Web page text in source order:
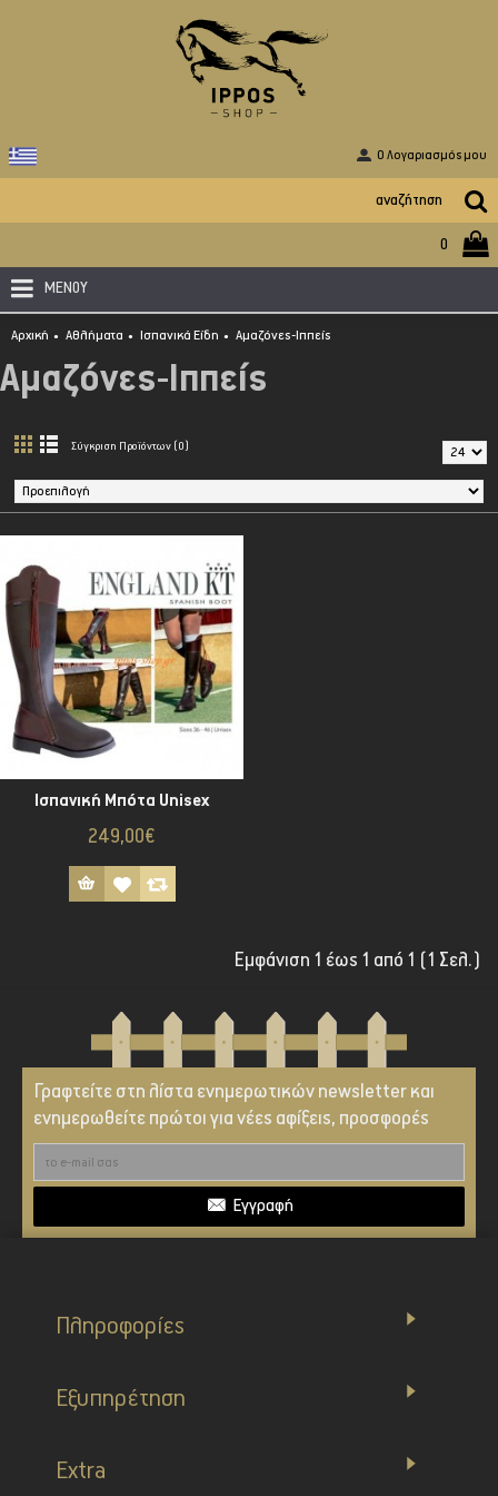
0
O Λογαριασμός μου
ΜΕΝΟΥ
Αρχική Αθλήματα Ισπανικά Είδη Αμαζόνες-Ιππείς
Αμαζόνες-Ιππείς
Σύγκριση Προϊόντων (0)
Ισπανική Μπότα Unisex
249,00€
Εμφάνιση 1 έως 1 από 1 (1 Σελ.)
Γραφτείτε στη λίστα ενημερωτικών newsletter και
ενημερωθείτε πρώτοι για νέες αφίξεις, προσφορές
Εγγραφή
Πληροφορίες
Εξυπηρέτηση
Extra